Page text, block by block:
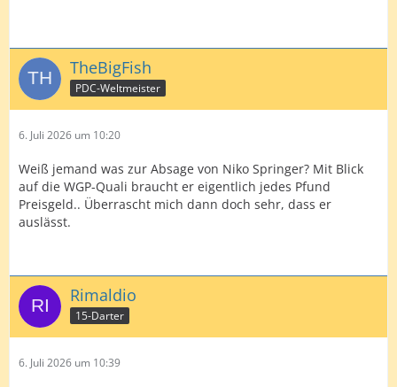
TheBigFish
PDC-Weltmeister
6. Juli 2026 um 10:20
Weiß jemand was zur Absage von Niko Springer? Mit Blick
auf die WGP-Quali braucht er eigentlich jedes Pfund
Preisgeld.. Überrascht mich dann doch sehr, dass er
auslässt.
Rimaldio
15-Darter
6. Juli 2026 um 10:39